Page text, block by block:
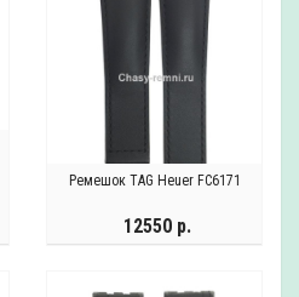
Ремешок TAG Heuer FC6171
12550 р.